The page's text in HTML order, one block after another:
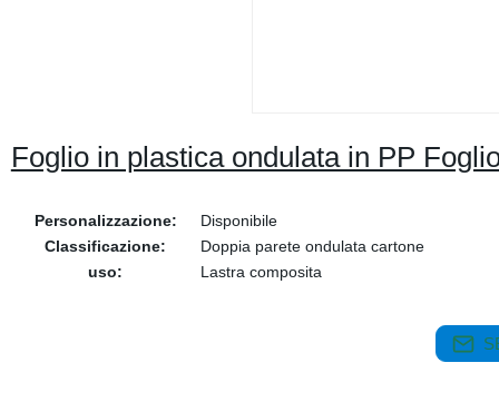
Foglio in plastica ondulata in PP
Personalizzazione:
Disponibile
Classificazione:
Doppia parete ondulata cartone
uso:
Lastra composita